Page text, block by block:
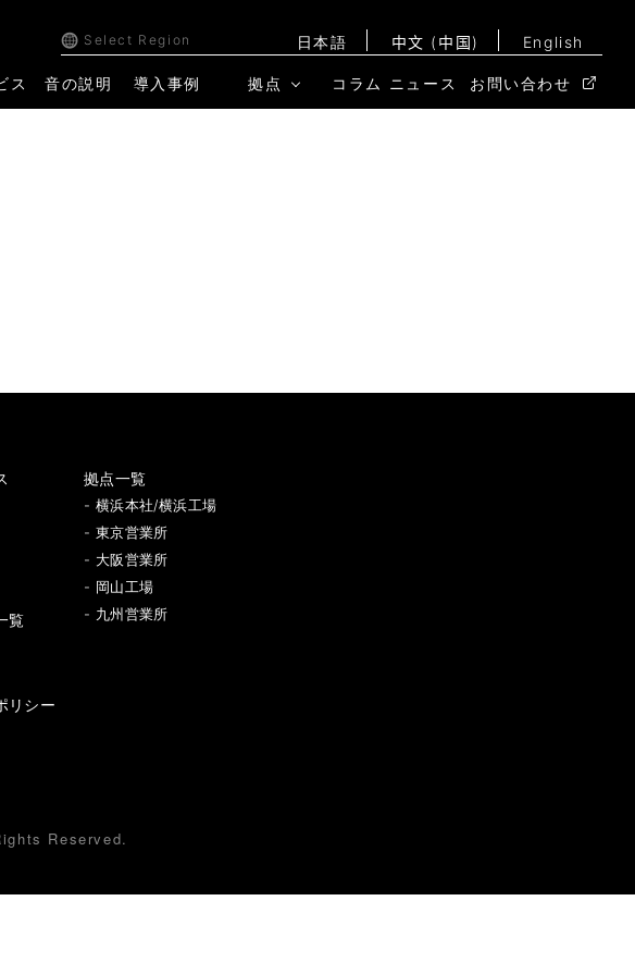
Select Region 日本語 中文 (中国) English
ス 音の説明 導入事例 拠点 コラム ニュース お問い合わせ
覧
リシー
拠点一覧
- 横浜本社/横浜工場
- 東京営業所
- 大阪営業所
- 岡山工場
- 九州営業所
ights Reserved.